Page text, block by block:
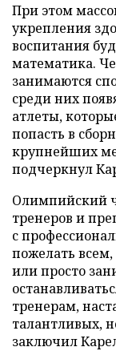
При этом
укрепления
воспитания
математика.
занимаются
среди них
атлеты,
попасть в
крупнейших
подчеркнул
Олимпийский
тренеров и
с
пожелать
или просто
тренерам,
талантливых,
заключил